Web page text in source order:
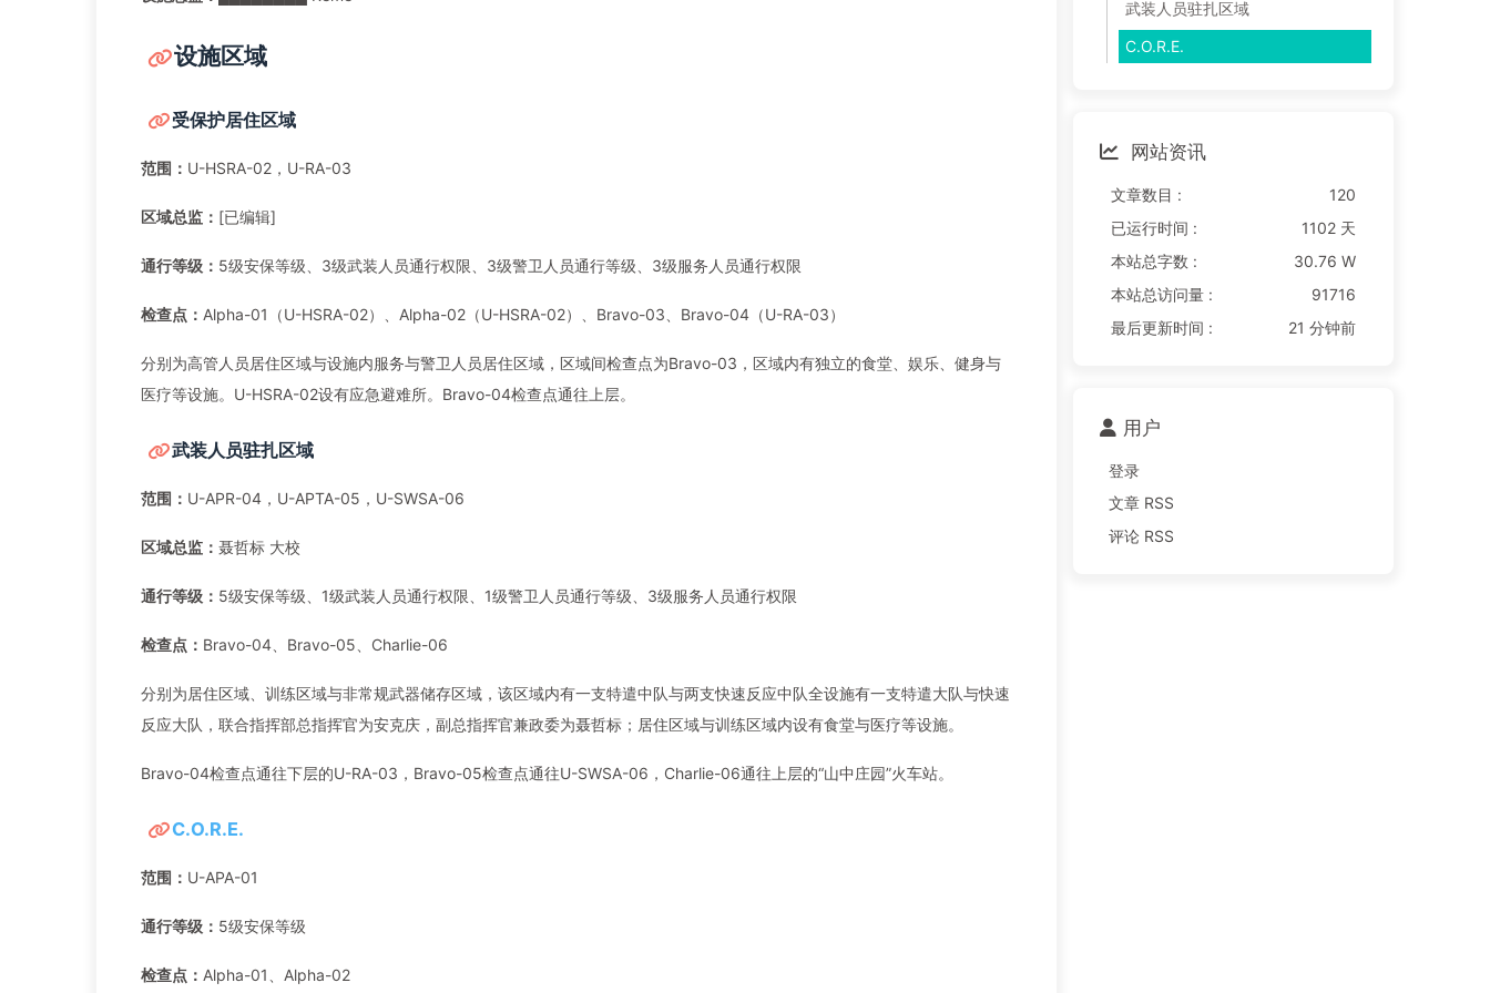
设施区域
受保护居住区域
范围： U-HSRA-02，U-RA-03
区域总监： [已编辑]
通行等级： 5级安保等级、3级武装人员通行权限、3级警卫人员通行等级、3级服务人员通行权限
检查点： Alpha-01（U-HSRA-02）、Alpha-02（U-HSRA-02）、Bravo-03、Bravo-04（U-RA-03）
分别为高管人员居住区域与设施内服务与警卫人员居住区域，区域间检查点为Bravo-03，区域内有独立的食堂、娱乐、健身与
医疗等设施。U-HSRA-02设有应急避难所。Bravo-04检查点通往上层。
武装人员驻扎区域
范围： U-APR-04，U-APTA-05，U-SWSA-06
区域总监： 聂哲标 大校
通行等级： 5级安保等级、1级武装人员通行权限、1级警卫人员通行等级、3级服务人员通行权限
检查点： Bravo-04、Bravo-05、Charlie-06
分别为居住区域、训练区域与非常规武器储存区域，该区域内有一支特遣中队与两支快速反应中队全设施有一支特遣大队与快速
反应大队，联合指挥部总指挥官为安克庆，副总指挥官兼政委为聂哲标；居住区域与训练区域内设有食堂与医疗等设施。
Bravo-04检查点通往下层的U-RA-03，Bravo-05检查点通往U-SWSA-06，Charlie-06通往上层的“山中庄园”火车站。
C.O.R.E.
范围： U-APA-01
通行等级： 5级安保等级
检查点： Alpha-01、Alpha-02
武装人员驻扎区域
C.O.R.E.
网站资讯
文章数目 :
120
已运行时间 :
1102 天
本站总字数 :
30.76 W
本站总访问量 :
91716
最后更新时间 :
21 分钟前
用户
登录
文章 RSS
评论 RSS